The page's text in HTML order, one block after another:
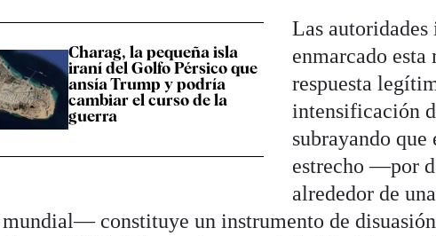
Charag, la pequeña isla
iraní del Golfo Pérsico que
ansía Trump y podría
cambiar el curso de la
guerra
Las autoridades
enmarcado esta
respuesta
intensificación
subrayando
estrecho —por
alrededor de
constituye un instrumento de